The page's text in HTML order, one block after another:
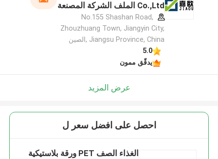
Co.,Ltd الملف الشركة المصنعة
No.155 Shashan Road,
Zhouzhuang Town, Jiangyin City,
Jiangsu Province, China ,الصين
5.0
يدقّق ممون
عرض المزيد
احصل على افضل سعر ل
الغذاء الصف PET ورقة بلاستيكية